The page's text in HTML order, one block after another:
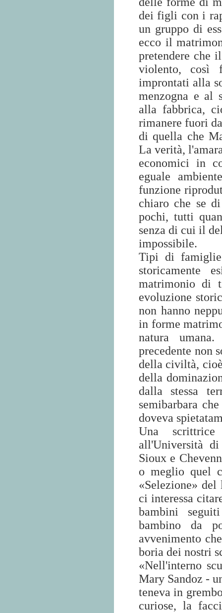
dei figli con i
un gruppo di
ecco il
pretendere che
violento, così
improntati alla
menzogna e al
alla fabbrica,
rimanere fuori
di quella che
La verità,
economici in
eguale
funzione
chiaro che se
pochi, tutti
senza di cui il
impossibile.
Tipi di famiglie
storicamente
matrimonio di
evoluzione
non hanno
in forme
natura
precedente non
della civiltà,
della
dalla stessa
semibarbara
doveva
Una scrittrice
all'Università
Sioux e
o meglio quel
«Selezione»
ci interessa
bambini
bambino da
avvenimento
boria dei nostri
«Nell'interno
Mary Sandoz -
teneva in
curiose, la